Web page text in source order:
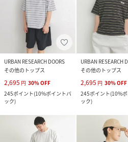
URBAN RESEARCH DOORS
その他のトップス
2,695 円 30%OFF
245ポイント(10%ポイントバ
ック)
URBAN RESEARCH
その他のトップス
2,695 円 30%OFF
245ポイント(10%
ック)